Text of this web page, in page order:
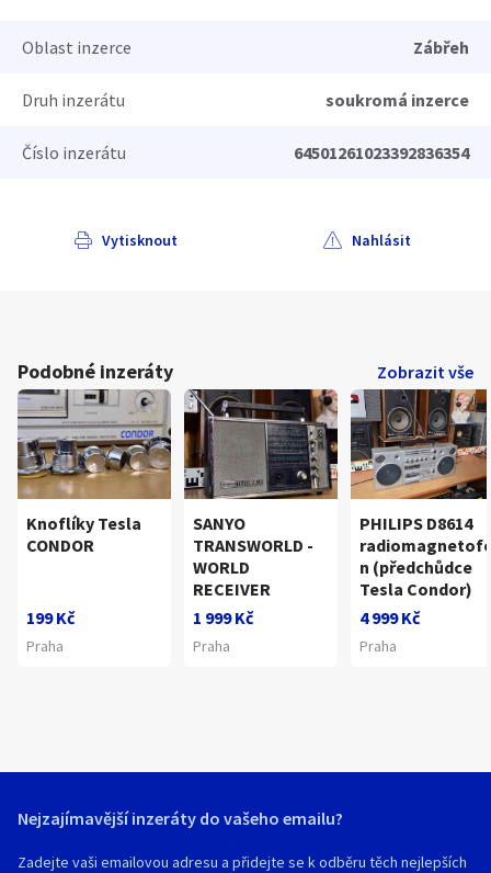
Oblast inzerce Zábřeh
Druh inzerátu soukromá inzerce
Číslo inzerátu 64501261023392836354
Vytisknout Nahlásit
Podobné inzeráty Zobrazit vše
Knoflíky Tesla
CONDOR
199 Kč
Praha
SANYO
TRANSWORLD -
WORLD
RECEIVER
1 999 Kč
Praha
PHILIPS D8614
n (předchůdce
Tesla Condor)
4 999 Kč
Praha
Nejzajímavější inzeráty do vašeho emailu?
Zadejte vaši emailovou adresu a přidejte se k odběru těch nejlepších